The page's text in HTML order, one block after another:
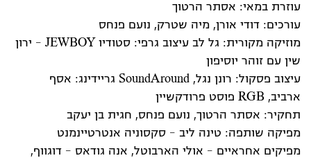
עוזרת במאי: אסתר הרטוך
עורכים: דודי אורן, מיה שטרק, נועם פנחס
מוזיקה מקורית: גל לב עיצוב גרפי: סטודיו JEWBOY - ירון
שין עם זוהר יוסיפון
עיצוב פסקול: רונן נגל, SoundAround גריידינג: אסף
ארביב, RGB פוסט פרודקשיין
תחקיר: אסתר הרטוך, נועם פנחס, חגית בן יעקב
מפיקה שותפה: טינה ליב - סקסוניה אנטרטיינמנט
מפיקים אחראיים - אולי הארבוטל, אנה גודאס - דוגווף,